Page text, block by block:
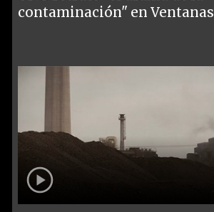
contaminación" en Ventanas